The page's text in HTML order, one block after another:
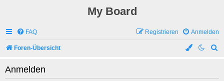
My Board
FAQ Anmelden
Registrieren
Foren-Übersicht
Anmelden